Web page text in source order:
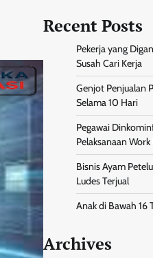
Recent Posts
Pekerja yang
Susah Cari Kerja
Genjot Penjualan
Selama 10 Hari
Pegawai
Pelaksanaan
Bisnis Ayam
Ludes Terjual
Anak di Bawah 16
Archives